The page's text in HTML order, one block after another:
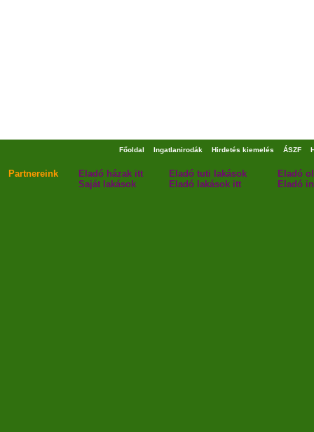
Főoldal Ingatlanirodák Hirdetés kiemelés ÁSZF
Partnereink Eladó házak itt Eladó tuti lakások
Eladó
Saját lakások
Eladó lakások itt Eladó